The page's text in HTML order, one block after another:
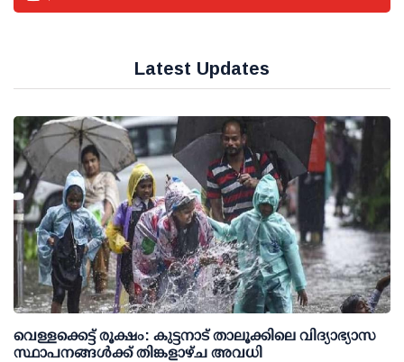
Latest Updates
വെള്ളക്കെട്ട് രൂക്ഷം: കുട്ടനാട് താലൂക്കിലെ വിദ്യാഭ്യാസ
സ്ഥാപനങ്ങള്‍ക്ക് തിങ്കളാഴ്ച അവധി